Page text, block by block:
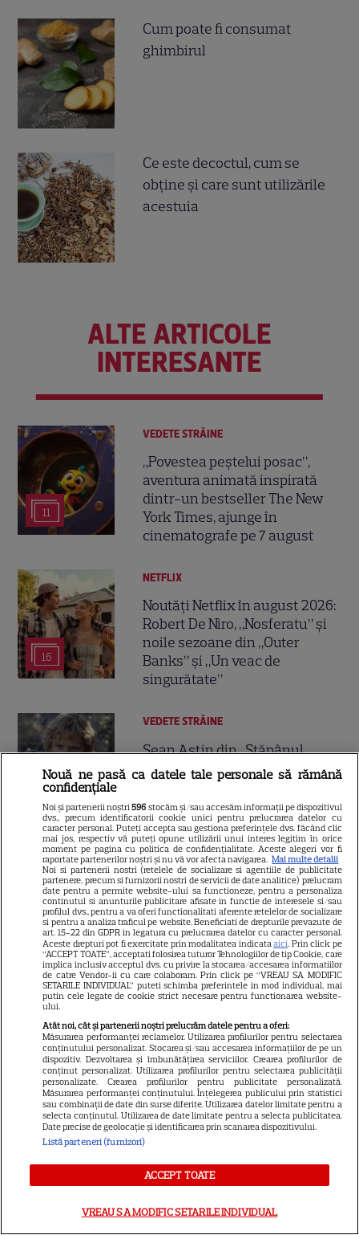
Cum poate fi consumat
ghimbirul
Ce este decoctul, cum se
obţine şi care sunt utilizările
acestuia
ALTE ARTICOLE
INTERESANTE
11
VEDETE STRĂINE
„Povestea peștelui posac”,
aventura animată inspirată
dintr-un bestseller The New
York Times, ajunge în
cinematografe pe 7 august
16
NETFLIX
Noutăți Netflix în august 2026:
Robert De Niro, „Nosferatu” și
noile sezoane din „Outer
Banks” și „Un veac de
singurătate”
14
VEDETE STRĂINE
Sean Astin din „Stăpânul
Inelelor” a fost nevoit să își
vândă casa din cauza
salariului mic: Câți bani a
primit de fapt
14
VEDETE STRĂINE
Elon Musk, atac la adresa
regizorului premiat cu Oscar
care a realizat documentarul
despre viața sa. Filmul are 232
de minute
3
Marvel are un nou Black
Panther. David Jonsson preia
moștenirea lui Chadwick
Boseman
VEDETE STRĂINE
Ryan Gosling este noul Ghost
Rider din Universul Marvel.
Anunțul făcut la Comic-Con i-
Nouă ne pasă ca datele tale personale să rămână
confidențiale
Noi și partenerii noștri596 stocăm și/sau accesăm informații pe dispozitivul
dvs., precum identificatorii cookie unici pentru prelucrarea datelor cu
caracter personal. Puteți accepta sau gestiona preferințele dvs. făcând clic
mai jos, respectiv vă puteți opune utilizării unui interes legitim în orice
moment pe pagina cu politica de confidențialitate. Aceste alegeri vor fi
raportate partenerilor noștri și nu vă vor afecta navigarea. Mai multe detalii
Noi si partenerii nostri (retelele de socializare si agentiile de publicitate
partenere, precum si furnizorii nostri de servicii de date analitice) prelucram
date pentru a permite website-ului sa functioneze, pentru a personaliza
continutul si anunturile publicitare afisate in functie de interesele si/sau
profilul dvs., pentru a va oferi functionalitati aferente retelelor de socializare
si pentru a analiza traficul pe website. Beneficiati de drepturile prevazute de
art. 15-22 din GDPR in legatura cu prelucrarea datelor cu caracter personal.
Aceste drepturi pot fi exercitate prin modalitatea indicataaici. Prin click pe
“ACCEPT TOATE”, acceptati folosirea tuturor Tehnologiilor de tip Cookie, care
implica inclusiv acceptul dvs. cu privire la stocarea/accesarea informatiilor
de catre Vendor-ii cu care colaboram. Prin click pe “VREAU SA MODIFIC
SETARILE INDIVIDUAL” puteti schimba preferintele in mod individual, mai
putin cele legate de cookie strict necesare pentru functionarea website-
ului.
Atât noi, cât și partenerii noștri prelucrăm datele pentru a oferi:
Măsurarea performanței reclamelor. Utilizarea profilurilor pentru selectarea
conținutului personalizat. Stocarea și/sau accesarea informațiilor de pe un
dispozitiv. Dezvoltarea și îmbunătățirea serviciilor. Crearea profilurilor de
conținut personalizat. Utilizarea profilurilor pentru selectarea publicității
personalizate. Crearea profilurilor pentru publicitate personalizată.
Măsurarea performanței conținutului. Înțelegerea publicului prin statistici
sau combinații de date din surse diferite. Utilizarea datelor limitate pentru a
selecta conținutul. Utilizarea de date limitate pentru a selecta publicitatea.
Date precise de geolocație și identificarea prin scanarea dispozitivului.
Listă parteneri (furnizori)
ACCEPT TOATE
VREAU SA MODIFIC SETARILE INDIVIDUAL